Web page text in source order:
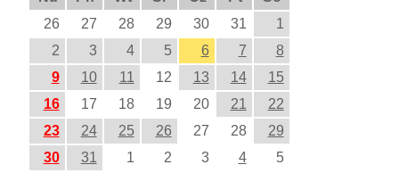
26
27 28 29 30 31
1
2
3 4 5 6 7
8
9
10 11 12 13 14
15
16
17 18 19 20 21
22
23
24 25 26 27 28
29
30
31 1 2 3 4 5